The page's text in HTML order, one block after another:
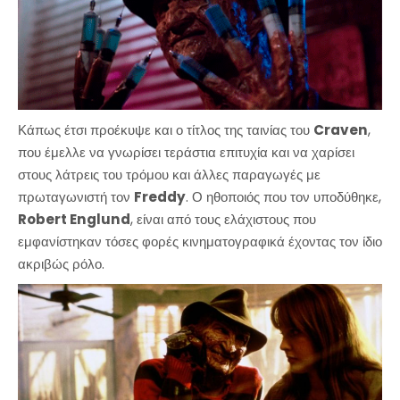
Κάπως έτσι προέκυψε και ο τίτλος της ταινίας του Craven,
που έμελλε να γνωρίσει τεράστια επιτυχία και να χαρίσει
στους λάτρεις του τρόμου και άλλες παραγωγές με
πρωταγωνιστή τον Freddy. Ο ηθοποιός που τον υποδύθηκε,
Robert Englund, είναι από τους ελάχιστους που
εμφανίστηκαν τόσες φορές κινηματογραφικά έχοντας τον ίδιο
ακριβώς ρόλο.